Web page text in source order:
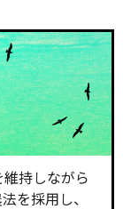
持しながら
を採用し、